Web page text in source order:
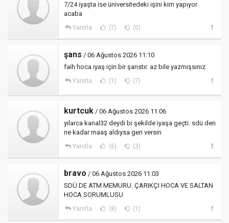
7/24 iyaşta ise üniversitedeki işini kim yapıyor
acaba
Yanıtla (7) (0)
şans / 06 Ağustos 2026 11:10
faih hoca iyaş için bir şanstır. az bile yazmışsınız
Yanıtla (1) (7)
kurtcuk / 06 Ağustos 2026 11:06
yılarca kanal32 deydi bi şekilde iyaşa geçti. sdü den
ne kadar maaş aldıysa geri versin
Yanıtla (6) (3)
bravo / 06 Ağustos 2026 11:03
SDÜ DE ATM MEMURU. ÇARIKÇI HOCA VE SALTAN
HOCA SORUMLUSU
Yanıtla (8) (1)